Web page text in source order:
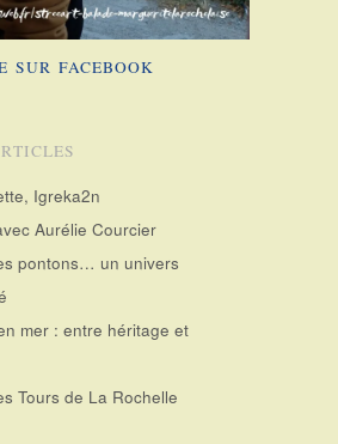
SUR FACEBOOK
Igreka2n
Aurélie Courcier
pontons… un univers
mer : entre héritage et
Tours de La Rochelle